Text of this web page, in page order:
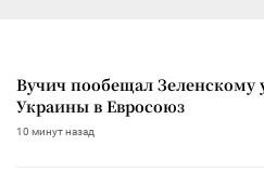
Вучич пообещал Зеленскому
Украины в Евросоюз
10 минут назад